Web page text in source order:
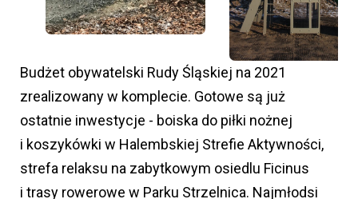
Budżet obywatelski Rudy Śląskiej na 2021
zrealizowany w komplecie. Gotowe są już
ostatnie inwestycje - boiska do piłki nożnej
i koszykówki w Halembskiej Strefie Aktywności,
strefa relaksu na zabytkowym osiedlu Ficinus
i trasy rowerowe w Parku Strzelnica. Najmłodsi